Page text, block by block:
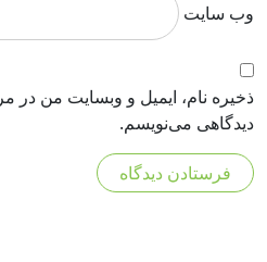
وب‌ سایت
ذخیره نام، ایمیل و وبسایت من در
دیدگاهی می‌نویسم.